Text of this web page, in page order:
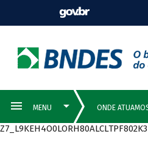
Z7_L9KEH4O0LORH80ALCLTPF802K3